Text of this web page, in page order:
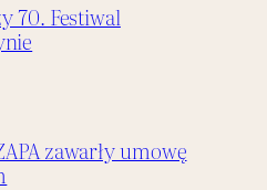
70. Festiwal
zawarły umowę